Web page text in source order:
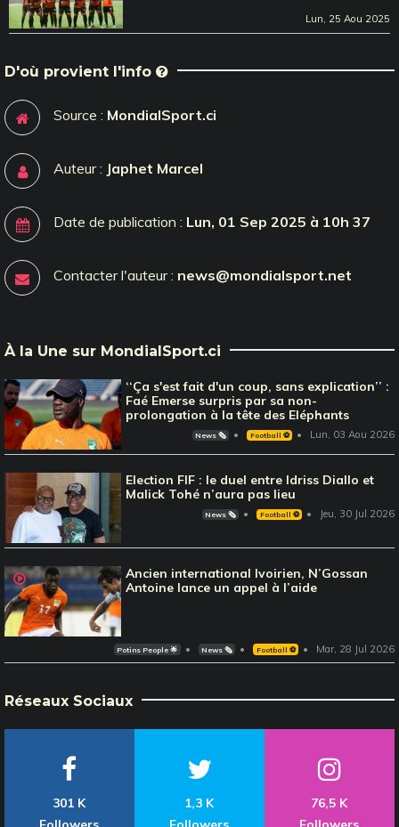
Lun, 25 Aou 2025
D'où provient l'info
Source : MondialSport.ci
Auteur : Japhet Marcel
Date de publication : Lun, 01 Sep 2025 à 10h 37
Contacter l'auteur : news@mondialsport.net
À la Une sur MondialSport.ci
‘‘Ça s'est fait d'un coup, sans explication’’ :
Faé Emerse surpris par sa non-
prolongation à la tête des Eléphants
News 🗞️ Football ⚽️ Lun, 03 Aou 2026
Election FIF : le duel entre Idriss Diallo et
Malick Tohé n’aura pas lieu
News 🗞️ Football ⚽️ Jeu, 30 Jul 2026
Ancien international Ivoirien, N’Gossan
Antoine lance un appel à l’aide
Potins People 🌟 News 🗞️ Football ⚽️ Mar, 28 Jul 2026
Réseaux Sociaux
301 K
1,3 K
76,5 K